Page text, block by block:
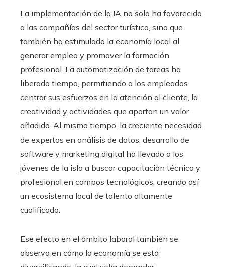
La implementación de la IA no solo ha favorecido
a las compañías del sector turístico, sino que
también ha estimulado la economía local al
generar empleo y promover la formación
profesional. La automatización de tareas ha
liberado tiempo, permitiendo a los empleados
centrar sus esfuerzos en la atención al cliente, la
creatividad y actividades que aportan un valor
añadido. Al mismo tiempo, la creciente necesidad
de expertos en análisis de datos, desarrollo de
software y marketing digital ha llevado a los
jóvenes de la isla a buscar capacitación técnica y
profesional en campos tecnológicos, creando así
un ecosistema local de talento altamente
cualificado.
Ese efecto en el ámbito laboral también se
observa en cómo la economía se está